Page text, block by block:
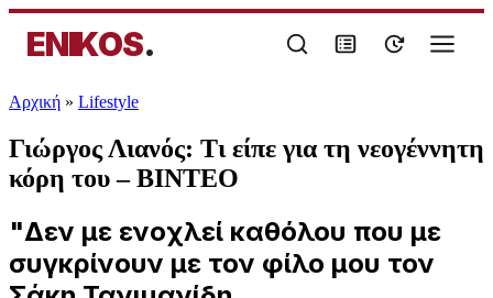
ENIKOS.
Αρχική » Lifestyle
Γιώργος Λιανός: Τι είπε για τη νεογέννητη
κόρη του – ΒΙΝΤΕΟ
"Δεν με ενοχλεί καθόλου που με
συγκρίνουν με τον φίλο μου τον